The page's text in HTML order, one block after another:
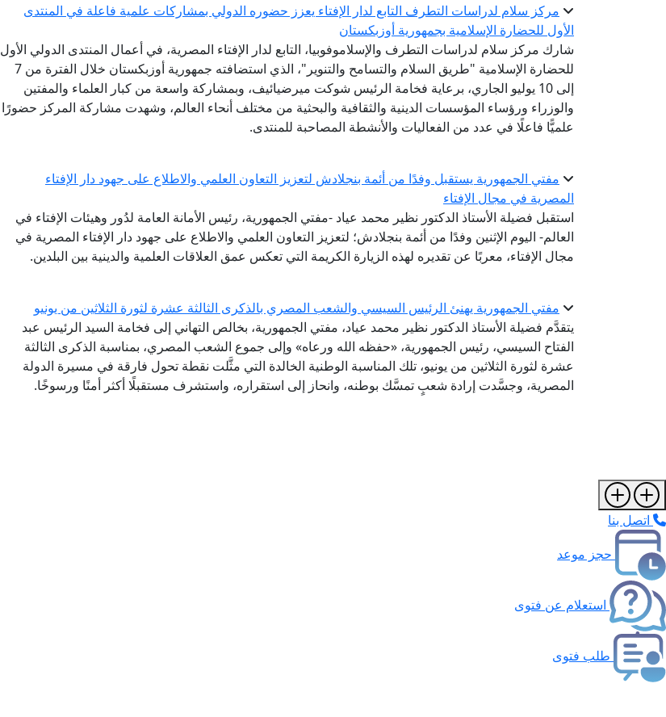
مركز سلام لدراسات التطرف التابع لدار الإفتاء يعزز حضوره الدولي بمشاركات علمية فاعلة في المنتدى
الأول للحضارة الإسلامية بجمهورية أوزبكستان
شارك مركز سلام لدراسات التطرف والإسلاموفوبيا، التابع لدار الإفتاء المصرية، في أعمال المنتدى الدولي الأول
للحضارة الإسلامية "طريق السلام والتسامح والتنوير"، الذي استضافته جمهورية أوزبكستان خلال الفترة من 7
إلى 10 يوليو الجاري، برعاية فخامة الرئيس شوكت ميرضيائيف، وبمشاركة واسعة من كبار العلماء والمفتين
والوزراء ورؤساء المؤسسات الدينية والثقافية والبحثية من مختلف أنحاء العالم، وشهدت مشاركة المركز حضورًا
علميًّا فاعلًا في عدد من الفعاليات والأنشطة المصاحبة للمنتدى.
مفتي الجمهورية يستقبل وفدًا من أئمة بنجلادش لتعزيز التعاون العلمي والاطلاع على جهود دار الإفتاء
المصرية في مجال الإفتاء
استقبل فضيلة الأستاذ الدكتور نظير محمد عياد -مفتي الجمهورية، رئيس الأمانة العامة لدُور وهيئات الإفتاء في
العالم- اليوم الإثنين وفدًا من أئمة بنجلادش؛ لتعزيز التعاون العلمي والاطلاع على جهود دار الإفتاء المصرية في
مجال الإفتاء، معربًا عن تقديره لهذه الزيارة الكريمة التي تعكس عمق العلاقات العلمية والدينية بين البلدين.
مفتي الجمهورية يهنئ الرئيس السيسي والشعب المصري بالذكرى الثالثة عشرة لثورة الثلاثين من يونيو
يتقدَّم فضيلة الأستاذ الدكتور نظير محمد عياد، مفتي الجمهورية، بخالص التهاني إلى فخامة السيد الرئيس عبد
الفتاح السيسي، رئيس الجمهورية، «حفظه الله ورعاه» وإلى جموع الشعب المصري، بمناسبة الذكرى الثالثة
عشرة لثورة الثلاثين من يونيو، تلك المناسبة الوطنية الخالدة التي مثَّلت نقطة تحول فارقة في مسيرة الدولة
المصرية، وجسَّدت إرادة شعبٍ تمسَّك بوطنه، وانحاز إلى استقراره، واستشرف مستقبلًا أكثر أمنًا ورسوخًا.
اتصل بنا
حجز موعد
استعلام عن فتوى
طلب فتوى